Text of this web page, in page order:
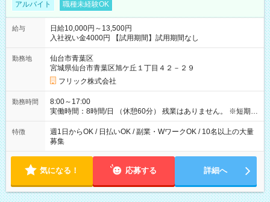
アルバイト 職種未経験OK
給与
日給10,000円～13,500円
入社祝い金4000円 【試用期間】試用期間なし
勤務地
仙台市青葉区
宮城県仙台市青葉区旭ケ丘１丁目４２－２９
フリック株式会社
勤務時間
8:00～17:00
実働時間：8時間/日 （休憩60分） 残業はありません。 ※短期の
募集は行っておりません。予めご了承くださいませ。
特徴
週1日からOK / 日払いOK / 副業・WワークOK / 10名以上の大量
募集
気になる！ 応募する 詳細へ